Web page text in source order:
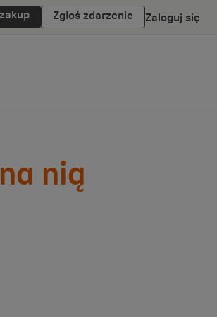
Zgłoś zdarzenie Zaloguj się
nią